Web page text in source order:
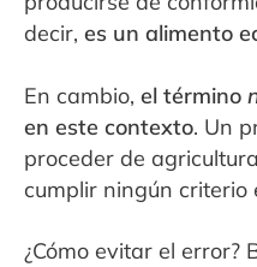
decir, es un alimento
En cambio, el término
en este contexto. Un
proceder de
cumplir ningún criterio
¿Cómo evitar el error?